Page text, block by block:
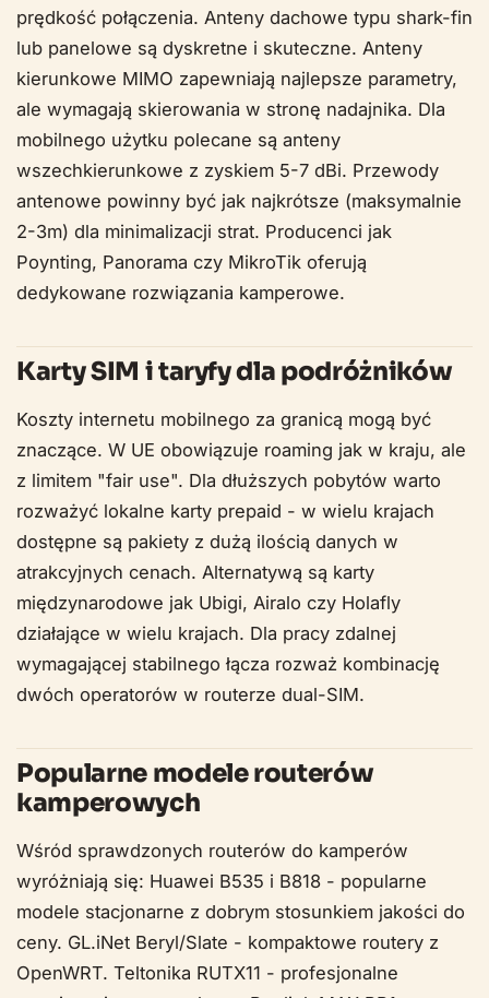
prędkość połączenia. Anteny dachowe typu shark-fin
lub panelowe są dyskretne i skuteczne. Anteny
kierunkowe MIMO zapewniają najlepsze parametry,
ale wymagają skierowania w stronę nadajnika. Dla
mobilnego użytku polecane są anteny
wszechkierunkowe z zyskiem 5-7 dBi. Przewody
antenowe powinny być jak najkrótsze (maksymalnie
2-3m) dla minimalizacji strat. Producenci jak
Poynting, Panorama czy MikroTik oferują
dedykowane rozwiązania kamperowe.
Karty SIM i taryfy dla podróżników
Koszty internetu mobilnego za granicą mogą być
znaczące. W UE obowiązuje roaming jak w kraju, ale
z limitem "fair use". Dla dłuższych pobytów warto
rozważyć lokalne karty prepaid - w wielu krajach
dostępne są pakiety z dużą ilością danych w
atrakcyjnych cenach. Alternatywą są karty
międzynarodowe jak Ubigi, Airalo czy Holafly
działające w wielu krajach. Dla pracy zdalnej
wymagającej stabilnego łącza rozważ kombinację
dwóch operatorów w routerze dual-SIM.
Popularne modele routerów
kamperowych
Wśród sprawdzonych routerów do kamperów
wyróżniają się: Huawei B535 i B818 - popularne
modele stacjonarne z dobrym stosunkiem jakości do
ceny. GL.iNet Beryl/Slate - kompaktowe routery z
OpenWRT. Teltonika RUTX11 - profesjonalne